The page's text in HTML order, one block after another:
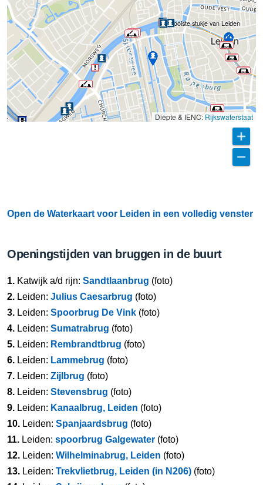
Mooiste stukje van Leiden
Diepte & IENC:Rijkswaterstaat
Open de Waterkaart voor Leiden in een volledig venster
Openingstijden van bruggen in de buurt
1. Katwijk a/d rijn: Sandtlaanbrug (foto)
2. Leiden: Julius Caesarbrug (foto)
3. Leiden: Spoorbrug De Vink (foto)
4. Leiden: Sumatrabrug (foto)
5. Leiden: Rembrandtbrug (foto)
6. Leiden: Lammebrug (foto)
7. Leiden: Zijlbrug (foto)
8. Leiden: Stevensbrug (foto)
9. Leiden: Kanaalbrug, Leiden (foto)
10. Leiden: Spanjaardsbrug (foto)
11. Leiden: spoorbrug Galgewater (foto)
12. Leiden: Wilhelminabrug, Leiden (foto)
13. Leiden: Trekvlietbrug, Leiden (in N206) (foto)